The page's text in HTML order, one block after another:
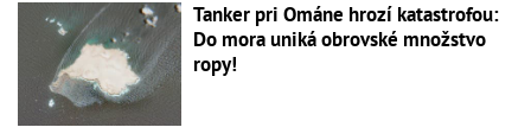
Tanker pri Ománe hrozí katastrofou:
Do mora uniká obrovské množstvo
ropy!